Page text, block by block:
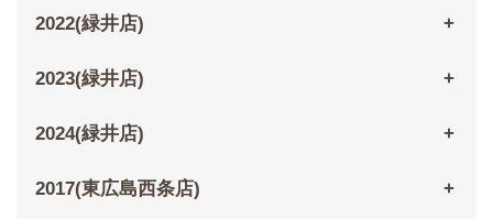
2022(緑井店)
2023(緑井店)
2024(緑井店)
2017(東広島西条店)